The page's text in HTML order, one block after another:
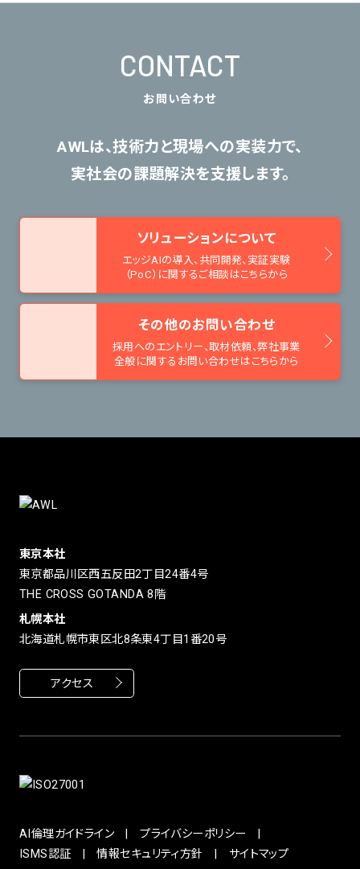
CONTACT
お問い合わせ
AWLは、技術力と現場への実装力で、
実社会の課題解決を支援します。
ソリューションについて
エッジAIの導入、共同開発、 実証実験
（PoC）に関するご相談はこちらから
その他のお問い合わせ
採用へのエントリー、取材依頼、弊社事業
全般に関するお問い合わせはこちらから
東京本社
東京都品川区西五反田2丁目24番4号
THE CROSS GOTANDA 8階
札幌本社
北海道札幌市東区北8条東4丁目1番20号
アクセス
AI倫理ガイドライン
プライバシーポリシー
ISMS認証
情報セキュリティ方針 サイトマップ